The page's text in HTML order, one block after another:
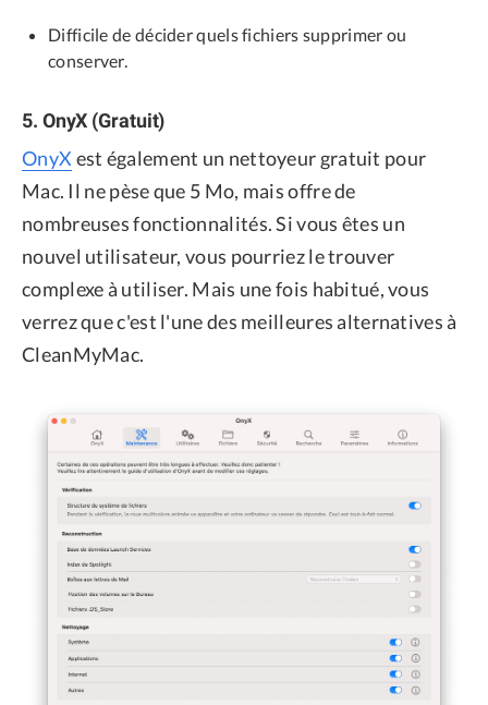
Difficile de décider quels fichiers supprimer ou
conserver.
5. OnyX (Gratuit)
OnyX est également un nettoyeur gratuit pour
Mac. Il ne pèse que 5 Mo, mais offre de
nombreuses fonctionnalités. Si vous êtes un
nouvel utilisateur, vous pourriez le trouver
complexe à utiliser. Mais une fois habitué, vous
verrez que c'est l'une des meilleures alternatives à
CleanMyMac.